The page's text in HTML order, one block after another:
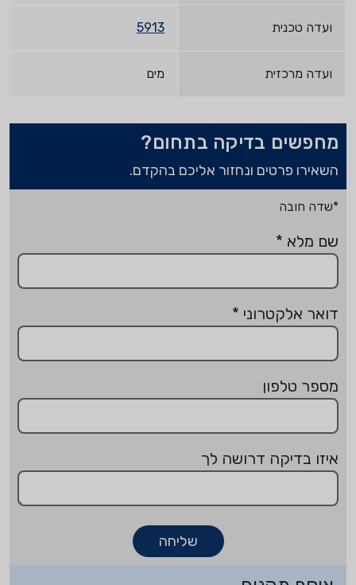
ועדה טכנית 5913
ועדה מרכזית מים
מחפשים בדיקה בתחום?
השאירו פרטים ונחזור אליכם בהקדם.
*שדה חובה
שם מלא *
דואר אלקטרוני *
מספר טלפון
איזו בדיקה דרושה לך
שליחה